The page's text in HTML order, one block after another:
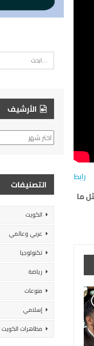
رابط
ما
الأرشيف
الأرشيف
التصنيفات
الكويت
عربي وعالمي
تكنولوجيا
رياضة
منوعات
إسلامي
مظاهرات الكويت